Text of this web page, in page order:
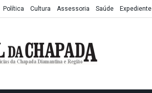
Política Cultura Assessoria Saúde Expediente